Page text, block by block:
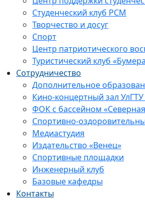
Студенческий клуб РСМ
Творчество и досуг
Спорт
Центр патриотического
Туристический клуб
Сотрудничество
Дополнительное
Кино-концертный зал УлГТУ
ФОК с бассейном
Спортивно-
Медиастудия
Издательство «Венец»
Спортивные площадки
Инженерный клуб
Базовые кафедры
Контакты